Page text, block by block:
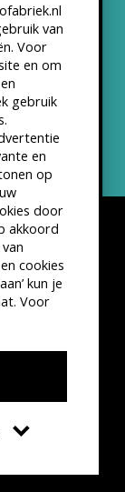
van
Voor
en om
gebruik
en
op
door
akkoord
cookies
kun je
Voor
Menu
lettertjes